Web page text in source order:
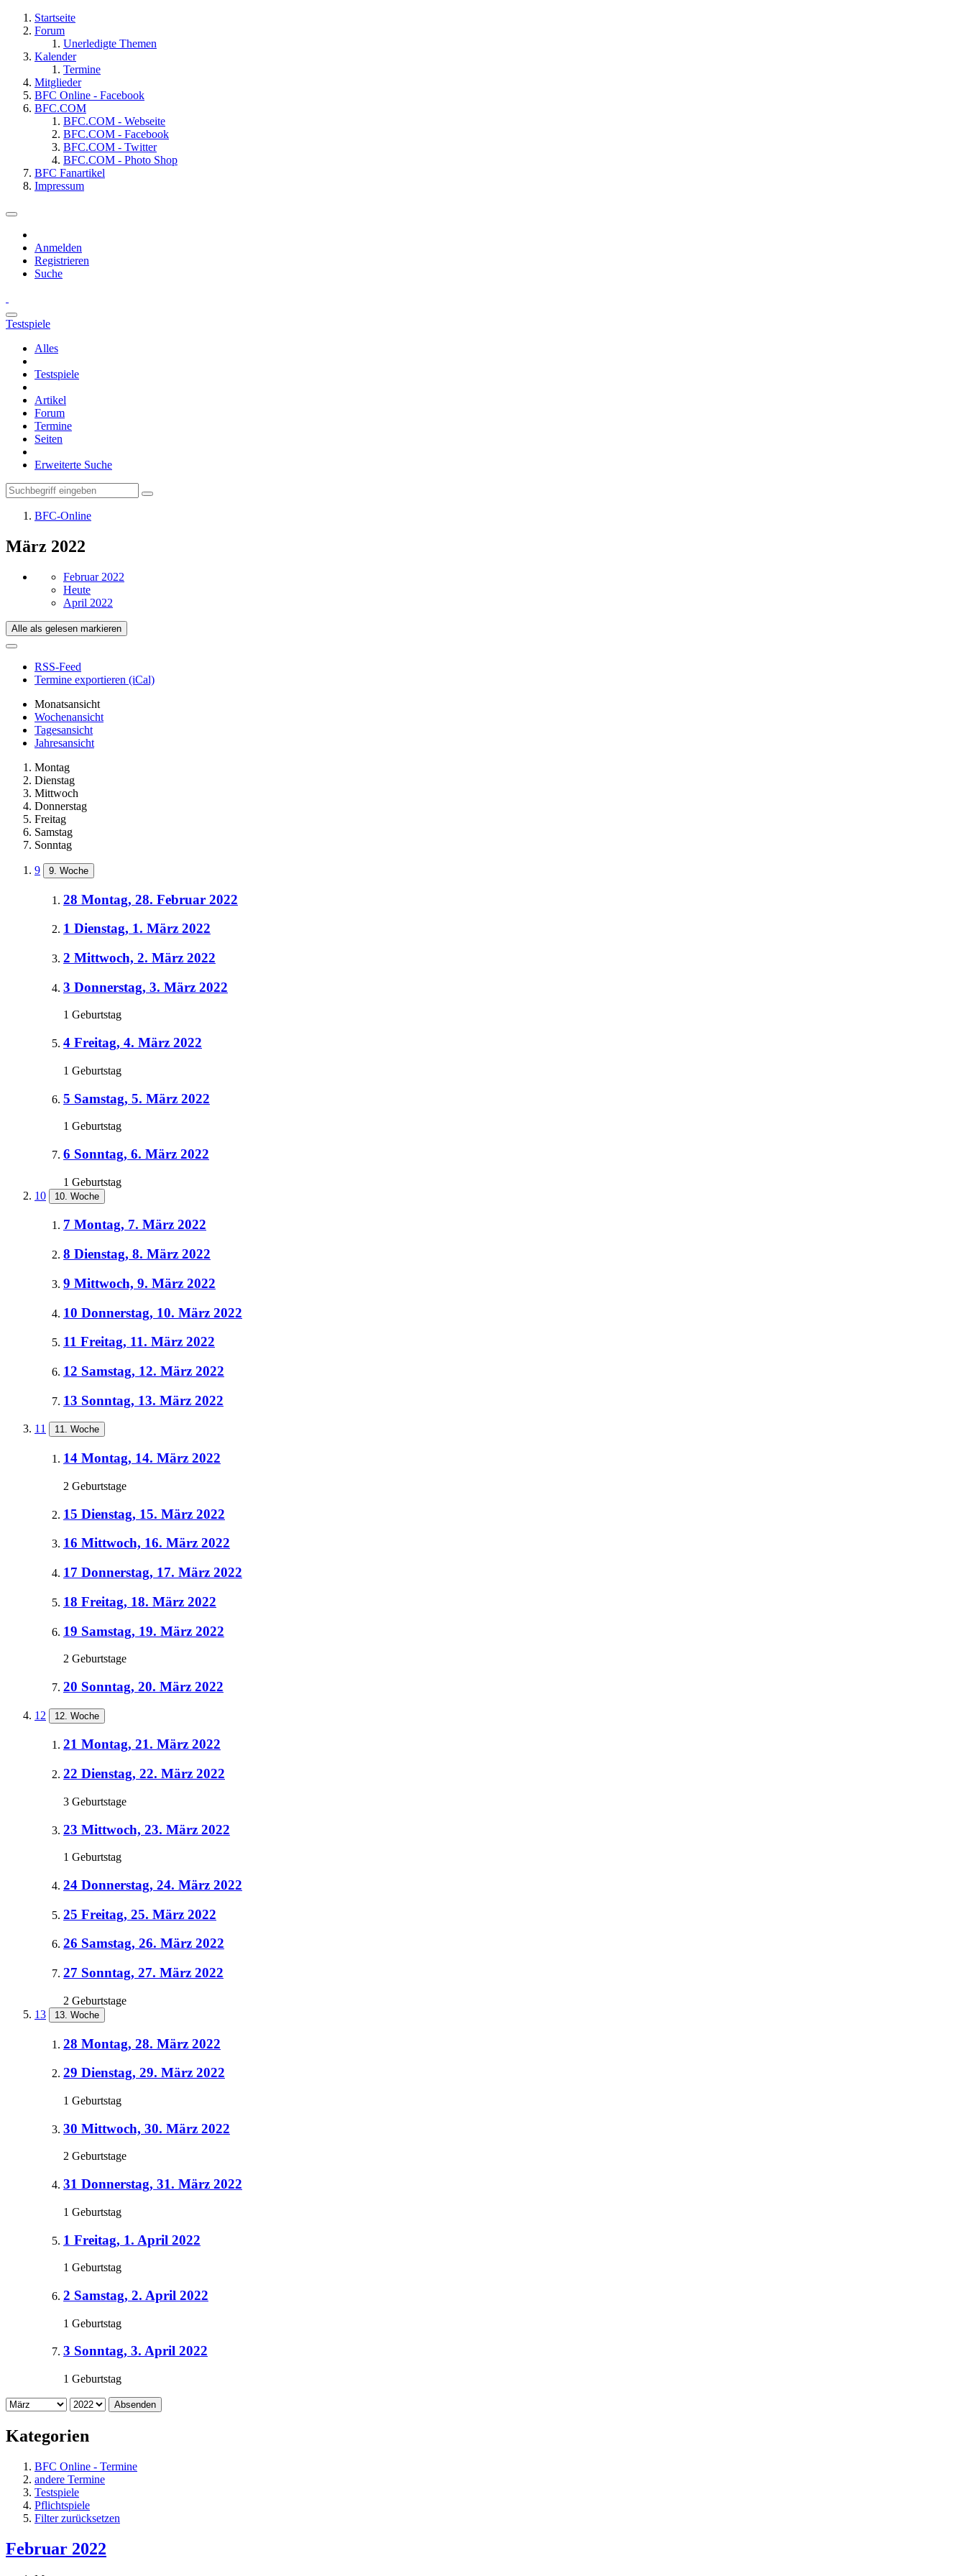
Startseite
Forum
Unerledigte Themen
Kalender
Termine
Mitglieder
BFC Online - Facebook
BFC.COM
BFC.COM - Webseite
BFC.COM - Facebook
BFC.COM - Twitter
BFC.COM - Photo Shop
BFC Fanartikel
Impressum
Anmelden
Registrieren
Suche
Testspiele
Alles
Testspiele
Artikel
Forum
Termine
Seiten
Erweiterte Suche
BFC-Online
März 2022
Februar 2022
Heute
April 2022
Alle als gelesen markieren
RSS-Feed
Termine exportieren (iCal)
Monatsansicht
Wochenansicht
Tagesansicht
Jahresansicht
Montag
Dienstag
Mittwoch
Donnerstag
Freitag
Samstag
Sonntag
9 9. Woche
28 Montag, 28. Februar 2022
1 Dienstag, 1. März 2022
2 Mittwoch, 2. März 2022
3 Donnerstag, 3. März 2022
1 Geburtstag
4 Freitag, 4. März 2022
1 Geburtstag
5 Samstag, 5. März 2022
1 Geburtstag
6 Sonntag, 6. März 2022
1 Geburtstag
10
10. Woche
7 Montag, 7. März 2022
8 Dienstag, 8. März 2022
9 Mittwoch, 9. März 2022
10 Donnerstag, 10. März 2022
11 Freitag, 11. März 2022
12 Samstag, 12. März 2022
13 Sonntag, 13. März 2022
11 11. Woche
14 Montag, 14. März 2022
2 Geburtstage
15 Dienstag, 15. März 2022
16 Mittwoch, 16. März 2022
17 Donnerstag, 17. März 2022
18 Freitag, 18. März 2022
19 Samstag, 19. März 2022
2 Geburtstage
20 Sonntag, 20. März 2022
12 12. Woche
21 Montag, 21. März 2022
22 Dienstag, 22. März 2022
3 Geburtstage
23 Mittwoch, 23. März 2022
1 Geburtstag
24 Donnerstag, 24. März 2022
25 Freitag, 25. März 2022
26 Samstag, 26. März 2022
27 Sonntag, 27. März 2022
2 Geburtstage
13
13. Woche
28 Montag, 28. März 2022
29 Dienstag, 29. März 2022
1 Geburtstag
30 Mittwoch, 30. März 2022
2 Geburtstage
31 Donnerstag, 31. März 2022
1 Geburtstag
1 Freitag, 1. April 2022
1 Geburtstag
2 Samstag, 2. April 2022
1 Geburtstag
3 Sonntag, 3. April 2022
1 Geburtstag
Absenden
Kategorien
BFC Online - Termine
andere Termine
Testspiele
Pflichtspiele
Filter zurücksetzen
Februar 2022